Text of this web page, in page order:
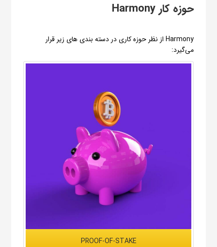
حوزه کار Harmony
Harmony از نظر حوزه کاری در دسته بندی های زیر قرار
می‌گیرد:
PROOF-OF-STAKE